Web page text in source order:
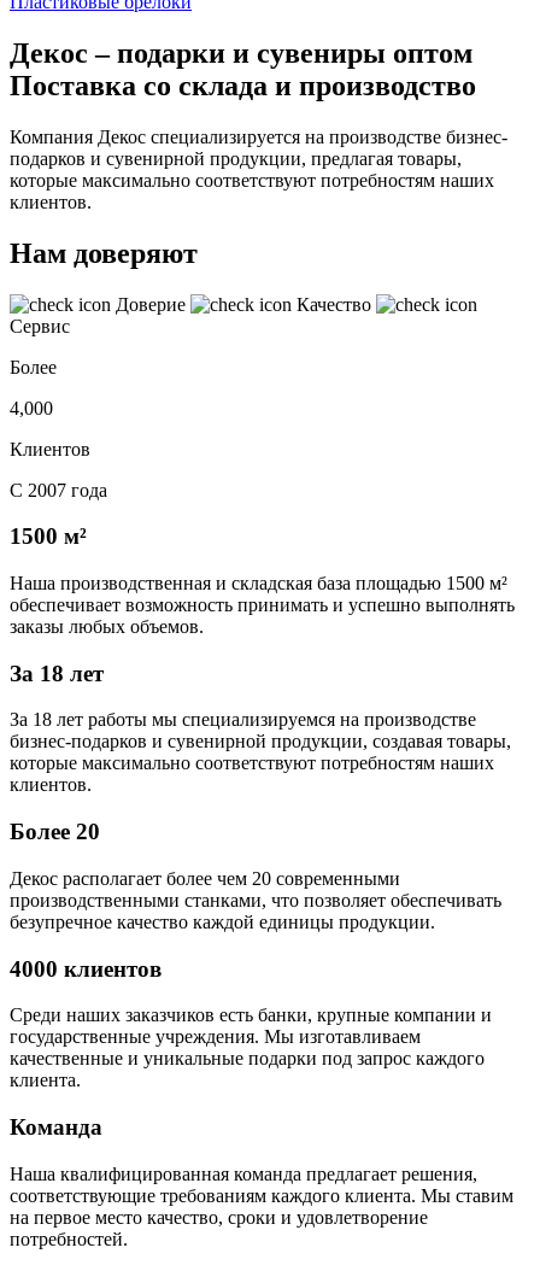
Декос – подарки и сувениры оптом
Поставка со склада и производство
Компания Декос специализируется на производстве бизнес-
подарков и сувенирной продукции, предлагая товары,
которые максимально соответствуют потребностям наших
клиентов.
Нам доверяют
Доверие
Качество
Сервис
Более
4,000
Клиентов
С 2007 года
1500 м²
Наша производственная и складская база площадью 1500 м²
обеспечивает возможность принимать и успешно выполнять
заказы любых объемов.
За 18 лет
За 18 лет работы мы специализируемся на производстве
бизнес-подарков и сувенирной продукции, создавая товары,
которые максимально соответствуют потребностям наших
клиентов.
Более 20
Декос располагает более чем 20 современными
производственными станками, что позволяет обеспечивать
безупречное качество каждой единицы продукции.
4000 клиентов
Среди наших заказчиков есть банки, крупные компании и
государственные учреждения. Мы изготавливаем
качественные и уникальные подарки под запрос каждого
клиента.
Команда
Наша квалифицированная команда предлагает решения,
соответствующие требованиям каждого клиента. Мы ставим
на первое место качество, сроки и удовлетворение
потребностей.